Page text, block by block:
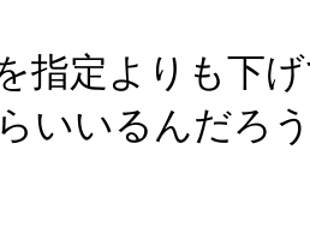
指定よりも下
いいるんだろ